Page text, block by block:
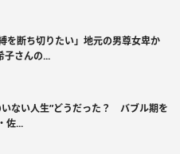
を断ち切りたい」地元の男尊女卑か
子さんの...
いない人生”どうだった？ バブル期を
佐...